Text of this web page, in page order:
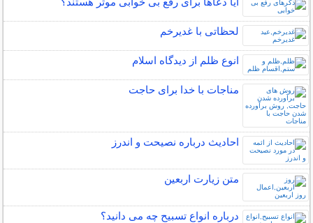
لحظاتی با غدیرخم
انوع ظلم از دیدگاه اسلام
مناجات با خدا برای حاجت
احادیث درباره نصیحت و اندرز
متن زيارت اربعين
درباره انواع تسبیح چه می دانید؟